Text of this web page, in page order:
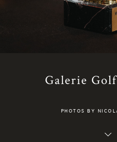
Galerie
PHOTOS BY